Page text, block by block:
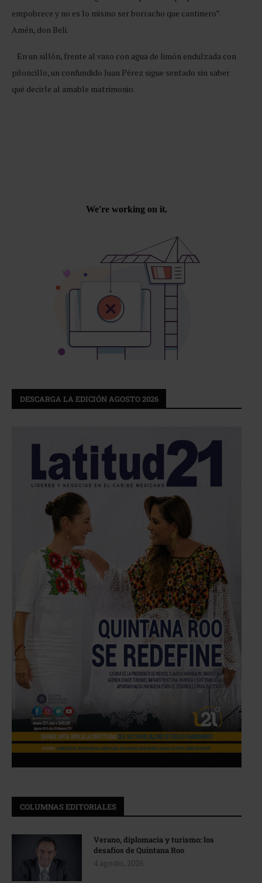
empobrece y no es lo mismo ser borracho que cantinero”.
Amén, don Beli.
En un sillón, frente al vaso con agua de limón endulzada con
piloncillo, un confundido Juan Pérez sigue sentado sin saber
qué decirle al amable matrimonio.
DESCARGA LA EDICIÓN AGOSTO 2026
COLUMNAS EDITORIALES
Verano, diplomacia y turismo: los
desafíos de Quintana Roo
4 agosto, 2026